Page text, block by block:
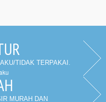
TIDAK TERPAKAI.
MURAH DAN